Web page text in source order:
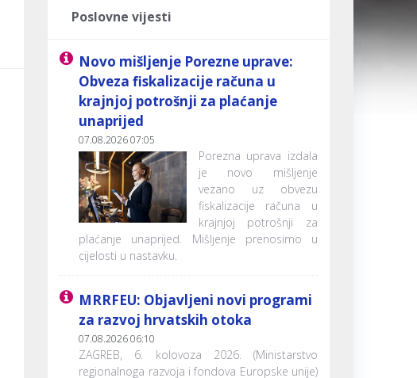
Poslovne vijesti
Novo mišljenje Porezne uprave:
Obveza fiskalizacije računa u
krajnjoj potrošnji za plaćanje
unaprijed
07.08.2026 07:05
Porezna uprava izdala
je novo mišljenje
vezano uz obvezu
fiskalizacije računa u
krajnjoj potrošnji za
plaćanje unaprijed. Mišljenje prenosimo u
cijelosti u nastavku.
MRRFEU: Objavljeni novi programi
za razvoj hrvatskih otoka
07.08.2026 06:10
ZAGREB, 6. kolovoza 2026. (Ministarstvo
regionalnoga razvoja i fondova Europske unije)